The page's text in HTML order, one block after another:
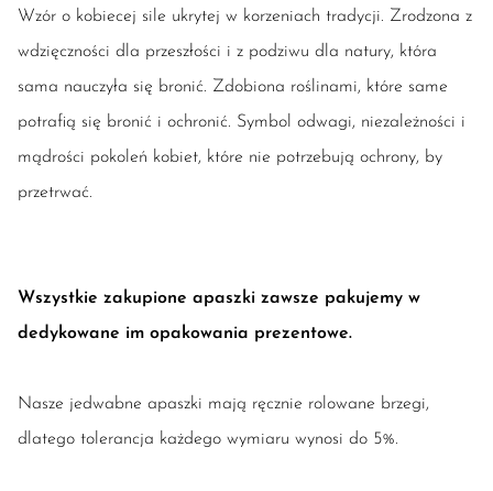
Wzór o kobiecej sile ukrytej w korzeniach tradycji. Zrodzona z
wdzięczności dla przeszłości i z podziwu dla natury, która
sama nauczyła się bronić. Zdobiona roślinami, które same
potrafią się bronić i ochronić. Symbol odwagi, niezależności i
mądrości pokoleń kobiet, które nie potrzebują ochrony, by
przetrwać.
Wszystkie zakupione apaszki zawsze pakujemy w
dedykowane im opakowania prezentowe.
Nasze jedwabne apaszki mają ręcznie rolowane brzegi,
dlatego tolerancja każdego wymiaru wynosi do 5%.